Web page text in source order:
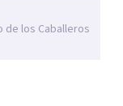
la
habilidades
de los Caballeros